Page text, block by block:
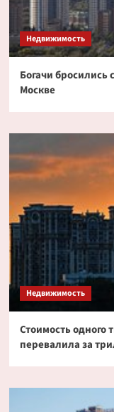
Недвижимость
Богачи бросились
Москве
Недвижимость
Стоимость одного
перевалила за